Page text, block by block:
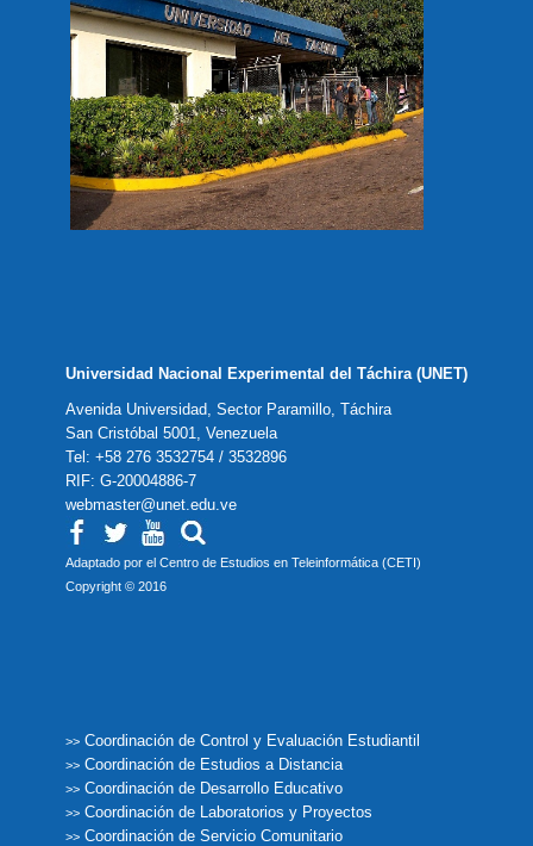
Universidad Nacional Experimental del Táchira (UNET)
Avenida Universidad, Sector Paramillo, Táchira
San Cristóbal 5001, Venezuela
Tel: +58 276 3532754 / 3532896
RIF: G-20004886-7
webmaster@unet.edu.ve
Adaptado por el Centro de Estudios en Teleinformática (CETI)
Copyright © 2016
>> Coordinación de Control y Evaluación Estudiantil
>> Coordinación de Estudios a Distancia
>> Coordinación de Desarrollo Educativo
>> Coordinación de Laboratorios y Proyectos
>> Coordinación de Servicio Comunitario